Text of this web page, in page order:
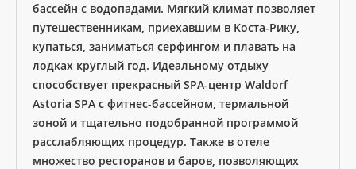
бассейн с водопадами. Мягкий климат позволяет
путешественникам, приехавшим в Коста-Рику,
купаться, заниматься серфингом и плавать на
лодках круглый год. Идеальному отдыху
способствует прекрасный SPA-центр Waldorf
Astoria SPA с фитнес-бассейном, термальной
зоной и тщательно подобранной программой
расслабляющих процедур. Также в отеле
множество ресторанов и баров, позволяющих